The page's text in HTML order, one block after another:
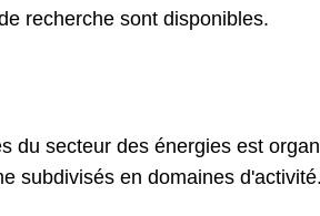
recherche sont disponibles.
du secteur des énergies est
subdivisés en domaines d'activité.